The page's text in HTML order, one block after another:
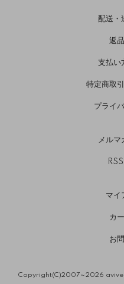
配送・
返
支払い
特定商取
プライ
メルマ
RSS
マイ
カ
お
Copyright(C)2007～2026